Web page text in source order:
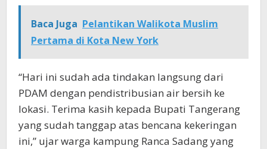
Baca Juga Pelantikan Walikota Muslim
Pertama di Kota New York
“Hari ini sudah ada tindakan langsung dari
PDAM dengan pendistribusian air bersih ke
lokasi. Terima kasih kepada Bupati Tangerang
yang sudah tanggap atas bencana kekeringan
ini,” ujar warga kampung Ranca Sadang yang